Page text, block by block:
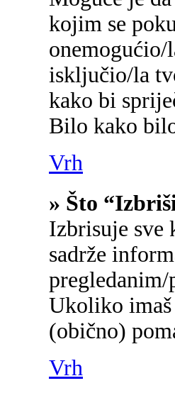
kojim se
onemogućio/
isključio/la
kako bi
Bilo kako
Vrh
» Što
Izbrisuje sve
sadrže
Ukoliko
(obično)
Vrh